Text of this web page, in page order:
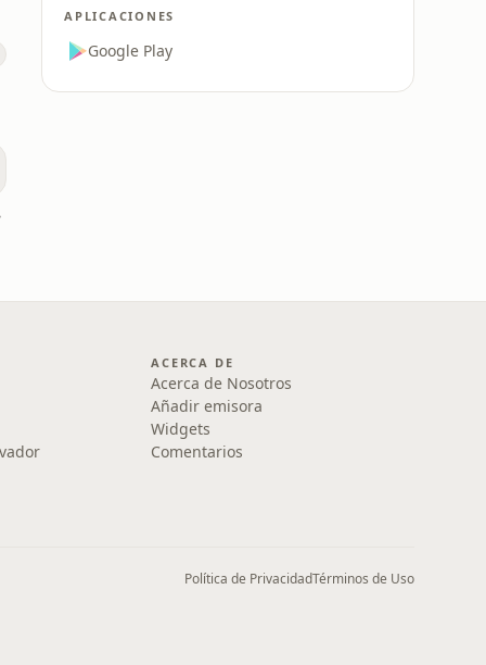
APLICACIONES
Google Play
ACERCA DE
Acerca de Nosotros
Añadir emisora
Widgets
Comentarios
Política de PrivacidadTérminos de Uso